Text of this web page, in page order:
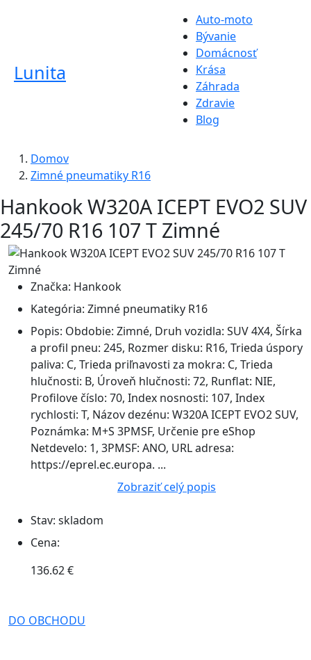
Lunita
Auto-moto
Bývanie
Domácnosť
Krása
Záhrada
Zdravie
Blog
Domov
Zimné pneumatiky R16
Hankook W320A ICEPT EVO2 SUV
245/70 R16 107 T Zimné
Značka: Hankook
Kategória: Zimné pneumatiky R16
Popis: Obdobie: Zimné, Druh vozidla: SUV 4X4, Šírka
a profil pneu: 245, Rozmer disku: R16, Trieda úspory
paliva: C, Trieda priľnavosti za mokra: C, Trieda
hlučnosti: B, Úroveň hlučnosti: 72, Runflat: NIE,
Profilove číslo: 70, Index nosnosti: 107, Index
rychlosti: T, Názov dezénu: W320A ICEPT EVO2 SUV,
Poznámka: M+S 3PMSF, Určenie pre eShop
Netdevelo: 1, 3PMSF: ANO, URL adresa:
https://eprel.ec.europa. ...
Zobraziť celý popis
Stav: skladom
Cena:
136.62 €
DO OBCHODU